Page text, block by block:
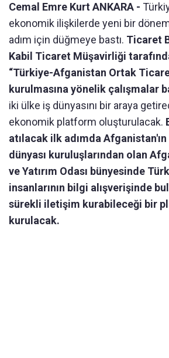
Cemal Emre Kurt ANKARA -
ekonomik ilişkilerde yeni bir
adım için düğmeye bastı. Ticaret
Kabil Ticaret Müşavirliği
“Türkiye-Afganistan Ortak
kurulmasına yönelik çalışmalar
iki ülke iş dünyasını bir araya
ekonomik platform oluşturulacak.
atılacak ilk adımda
dünyası kuruluşlarından olan
ve Yatırım Odası bünyesinde
insanlarının bilgi alışverişinde
sürekli iletişim kurabileceği bir
kurulacak.